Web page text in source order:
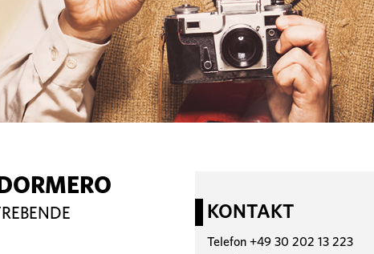
KONTAKT
Telefon +49 30 202 13 223